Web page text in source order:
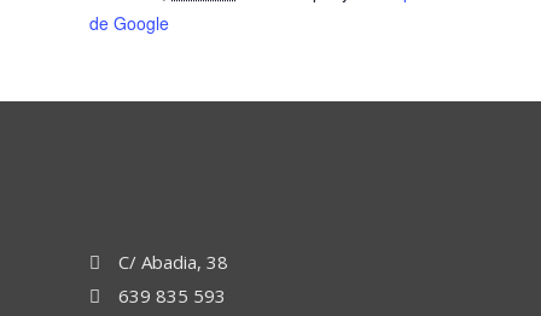
de Google
C/ Abadia, 38
639 835 593